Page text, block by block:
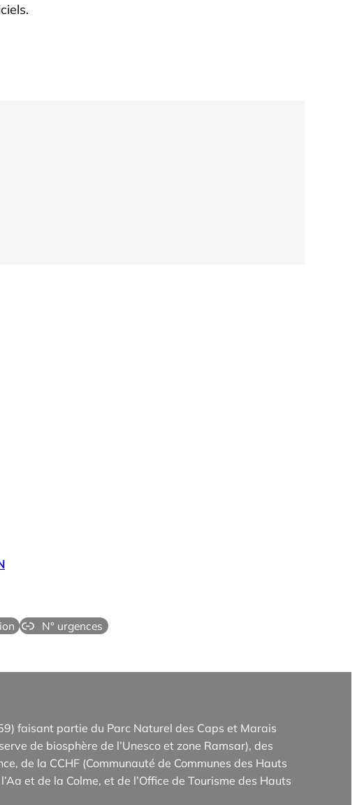
N° urgences
faisant partie du Parc Naturel des Caps et Marais
de biosphère de l’Unesco et zone Ramsar), des
de la CCHF (Communauté de Communes des Hauts
et de la Colme, et de l’Office de Tourisme des Hauts